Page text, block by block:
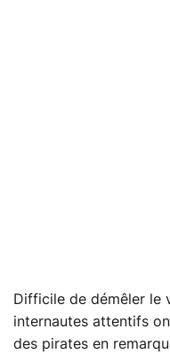
Difficile de démêler le
internautes attentifs
des pirates en